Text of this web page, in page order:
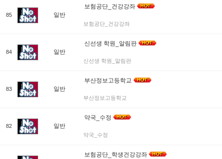
85 일반
보험공단_건강강좌
보험공단_건강강좌
84 일반
신선생 학원_알림판
신선생 학원_알림판
83 일반
부산정보고등학교
부산정보고등학교
82 일반
약국_수정
약국_수정
보험공단_학생건강강좌